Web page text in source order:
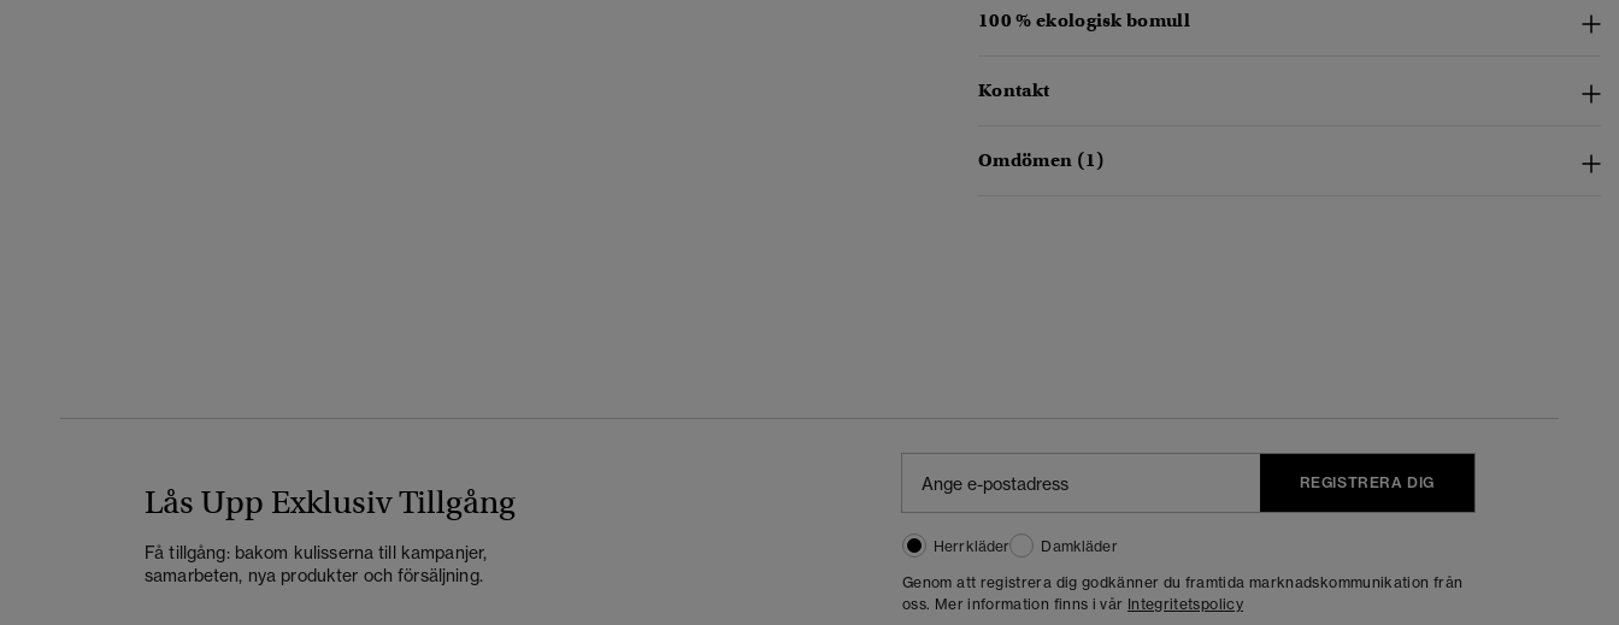
100 % ekologisk bomull
Kontakt
Omdömen (1)
Lås Upp Exklusiv Tillgång
Få tillgång: bakom kulisserna till kampanjer,
samarbeten, nya produkter och försäljning.
REGISTRERA DIG
Herrkläder
Damkläder
Genom att registrera dig godkänner du framtida marknadskommunikation från
oss. Mer information finns i vår Integritetspolicy